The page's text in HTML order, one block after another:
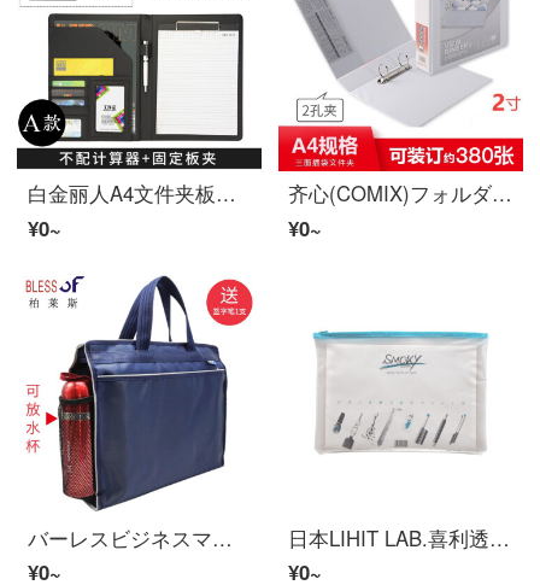
白金丽人A4文件夹板多機能带计算机资料夹收纳夹皮质大容量ビジネスオフィス经理夹签约本手提销售夹可定制LOGO 黑色/不带计算机
¥0~
齐心(COMIX)フォルダA4打孔文件夹三面插页ルーズリーフ夹厚く档案夹资料夹白色文件收纳オフィス用品 2寸两孔A0215(可装380页A4纸)
¥0~
バーレスビジネスマン男女手提げ書類袋公文書バッグ男性材料資料収納袋チベットブルー会議公文書バッグ耐摩耗防水厚実カスタマイズ書類袋LOGO印刷9487紺色側面放水カップ
¥0~
日本LIHIT LAB.喜利透明ジッパー収納袋学生用書類袋防水公文書類書類書類書類書類袋多色オプションA 4青
¥0~